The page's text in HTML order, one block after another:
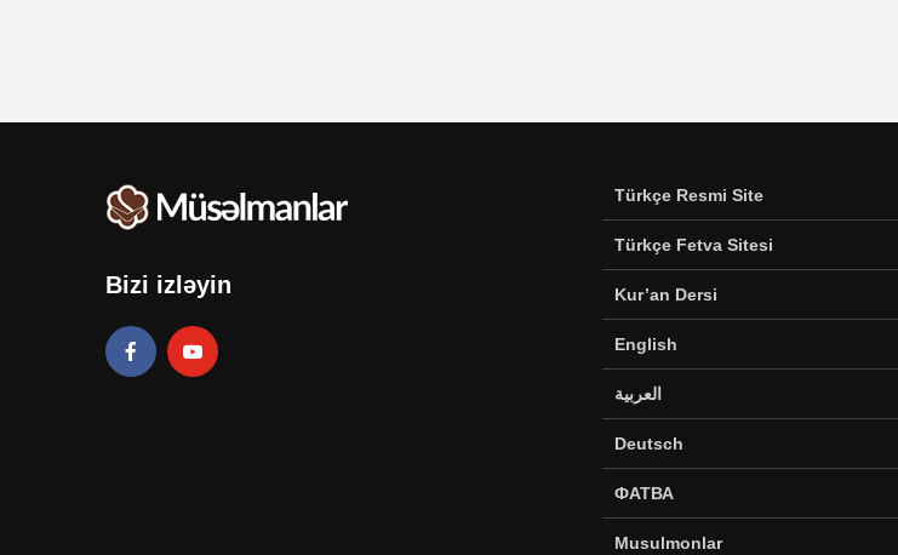
Bizi izləyin
Türkçe Resmi Site
Türkçe Fetva Sitesi
Kur’an Dersi
English
العربية
Deutsch
ФАТВА
Musulmonlar